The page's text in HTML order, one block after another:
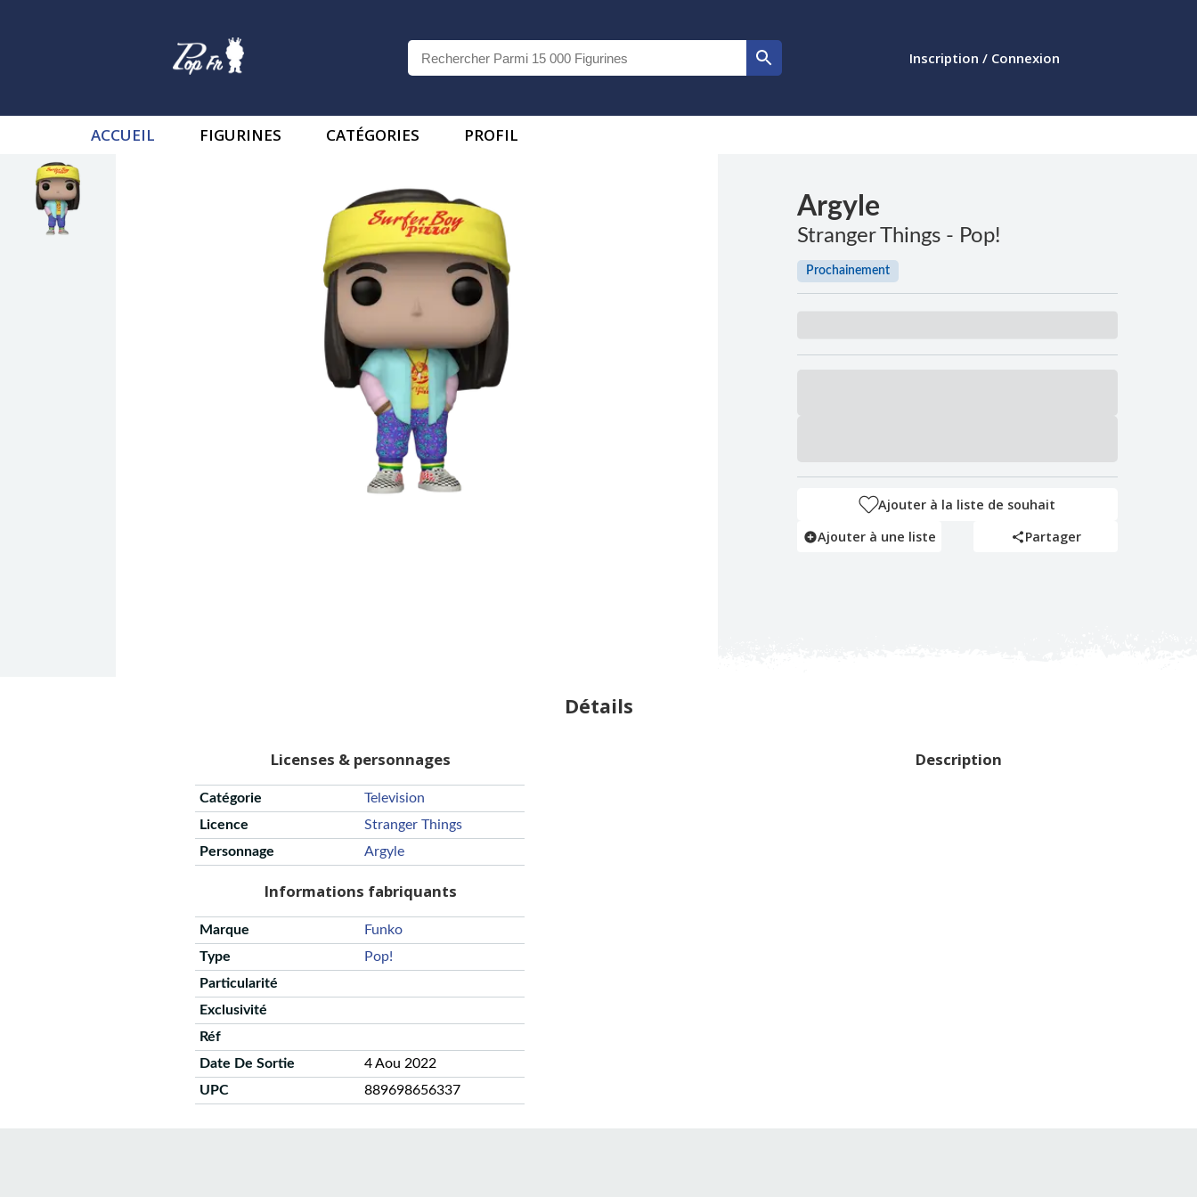
Inscription / Connexion
ACCUEIL FIGURINES CATÉGORIES PROFIL
Argyle
Stranger Things - Pop!
Prochainement
Ajouter à la liste de souhait
Ajouter à une liste
Partager
Détails
Licenses & personnages
Catégorie
Television
Licence
Stranger Things
Personnage
Argyle
Informations fabriquants
Marque
Funko
Type
Pop!
Particularité
Exclusivité
Réf
Date De Sortie
4 Aou 2022
UPC
889698656337
Description